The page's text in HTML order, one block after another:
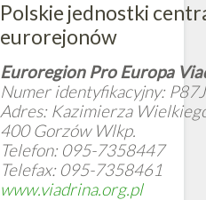
Polskie jednostki
eurorejonów
Euroregion Pro Europa
Numer identyfikacyjny: P87J
Adres: Kazimierza
400 Gorzów Wlkp.
Telefon: 095-7358447
Telefax: 095-7358461
www.viadrina.org.pl